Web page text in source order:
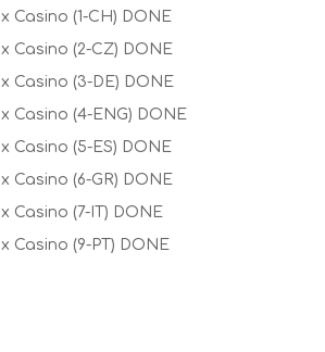
Casino (1-CH) DONE
Casino (2-CZ) DONE
Casino (3-DE) DONE
Casino (4-ENG) DONE
Casino (5-ES) DONE
Casino (6-GR) DONE
Casino (7-IT) DONE
Casino (9-PT) DONE